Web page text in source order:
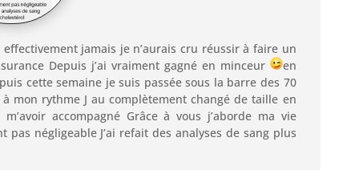
jamais je n’aurais cru réussir à faire un
Depuis j’ai vraiment gagné en minceur
en
cette semaine je suis passée sous la barre des 70
mon rythme J au complètement changé de taille en
accompagné Grâce à vous j’aborde ma vie
négligeable J’ai refait des analyses de sang plus